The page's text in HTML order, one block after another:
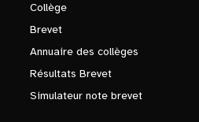
Collège
Brevet
Annuaire des collèges
Résultats Brevet
Simulateur note brevet